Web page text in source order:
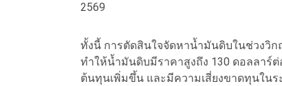
2569
ทั้งนี้ การตัดสินใจจัดหาน้ำมันดิบในช่วงวิ
ทำให้น้ำมันดิบมีราคาสูงถึง 130 ดอลลาร์
ต้นทุนเพิ่มขึ้น และมีความเสี่ยงขาดทุนใน